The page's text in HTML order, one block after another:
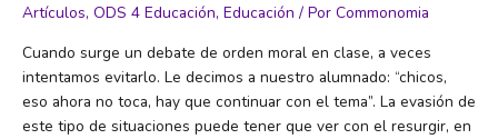
Artículos, ODS 4 Educación, Educación / Por Commonomia
Cuando surge un debate de orden moral en clase, a veces
intentamos evitarlo. Le decimos a nuestro alumnado: “chicos,
eso ahora no toca, hay que continuar con el tema”. La evasión de
este tipo de situaciones puede tener que ver con el resurgir, en